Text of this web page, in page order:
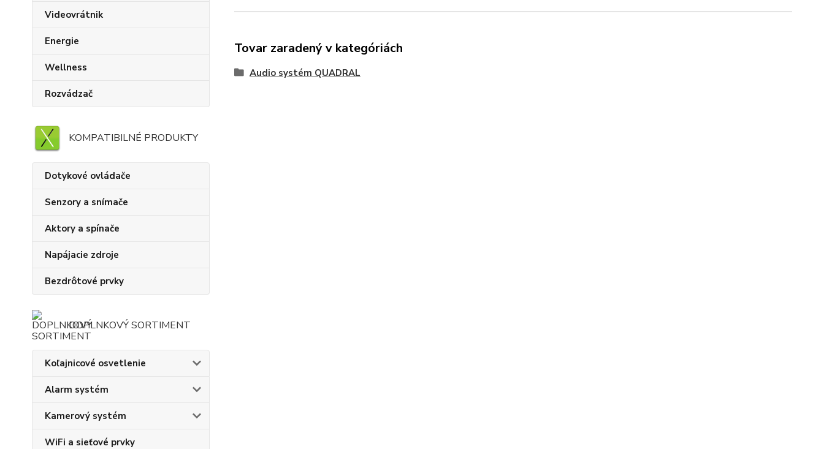
Videovrátnik
Energie
Wellness
Rozvádzač
KOMPATIBILNÉ PRODUKTY
Dotykové ovládače
Senzory a snímače
Aktory a spínače
Napájacie zdroje
Bezdrôtové prvky
DOPLNKOVÝ SORTIMENT
Koľajnicové osvetlenie
Alarm systém
Kamerový systém
WiFi a sieťové prvky
Tovar zaradený v kategóriách
Audio systém QUADRAL